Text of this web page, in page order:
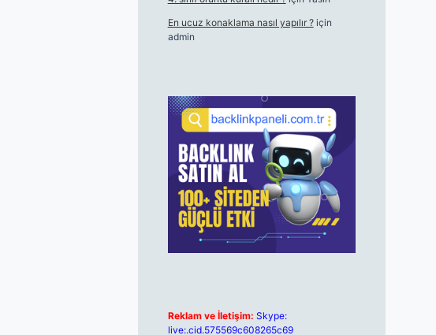
En ucuz konaklama nasıl yapılır ?için
admin
Reklam ve İletişim: Skype:
live:.cid.575569c608265c69